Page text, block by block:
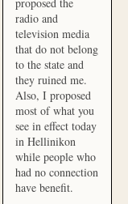
radio and
television media
that do not belong
to the state and
they ruined me.
Also, I proposed
most of what you
see in effect today
in Hellinikon
while people who
had no connection
have benefit.